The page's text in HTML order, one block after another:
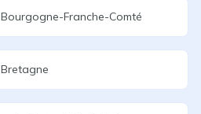
Bourgogne-Franche-Comté
Bretagne